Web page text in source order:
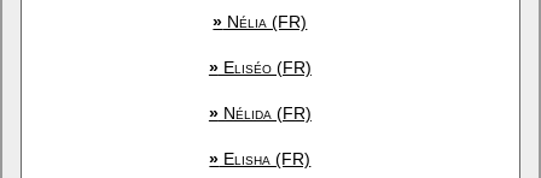
» Nélia (FR)
»Eliséo (FR)
»Nélida (FR)
» Elisha (FR)